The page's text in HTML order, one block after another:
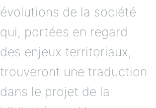
évolutions de la société
qui, portées en regard
des enjeux territoriaux,
trouveront une traduction
dans le projet de la